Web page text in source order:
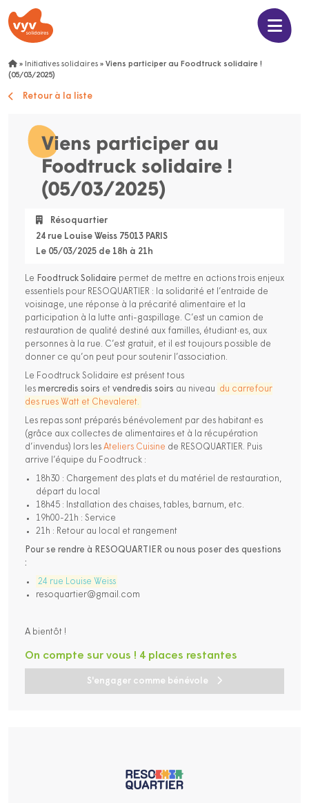
» Initiatives solidaires » Viens participer au Foodtruck solidaire !
(05/03/2025)
Retour à la liste
Viens participer au
Foodtruck solidaire !
(05/03/2025)
Résoquartier
24 rue Louise Weiss 75013 PARIS
Le 05/03/2025 de 18h à 21h
Le Foodtruck Solidaire permet de mettre en actions trois enjeux
essentiels pour RESOQUARTIER : la solidarité et l’entraide de
voisinage, une réponse à la précarité alimentaire et la
participation à la lutte anti-gaspillage. C’est un camion de
restauration de qualité destiné aux familles, étudiant·es, aux
personnes à la rue. C’est gratuit, et il est toujours possible de
donner ce qu’on peut pour soutenir l’association.
Le Foodtruck Solidaire est présent tous
les mercredis soirs et vendredis soirs au niveau
du carrefour
des rues Watt et Chevaleret.
Les repas sont préparés bénévolement par des habitant·es
(grâce aux collectes de alimentaires et à la récupération
d’invendus) lors les Ateliers Cuisine de RESOQUARTIER. Puis
arrive l’équipe du Foodtruck :
18h30 : Chargement des plats et du matériel de restauration,
départ du local
18h45 : Installation des chaises, tables, barnum, etc.
19h00-21h : Service
21h : Retour au local et rangement
Pour se rendre à RESOQUARTIER ou nous poser des questions
:
24 rue Louise Weiss
resoquartier@gmail.com
A bientôt !
S'engager comme bénévole
On compte sur vous ! 4 places restantes